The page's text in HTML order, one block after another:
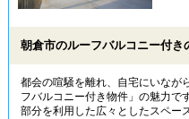
朝倉市のルーフバルコニー付き
都会の喧騒を離れ、自宅にいなが
フバルコニー付き物件」の魅力で
部分を利用した広々としたスペー